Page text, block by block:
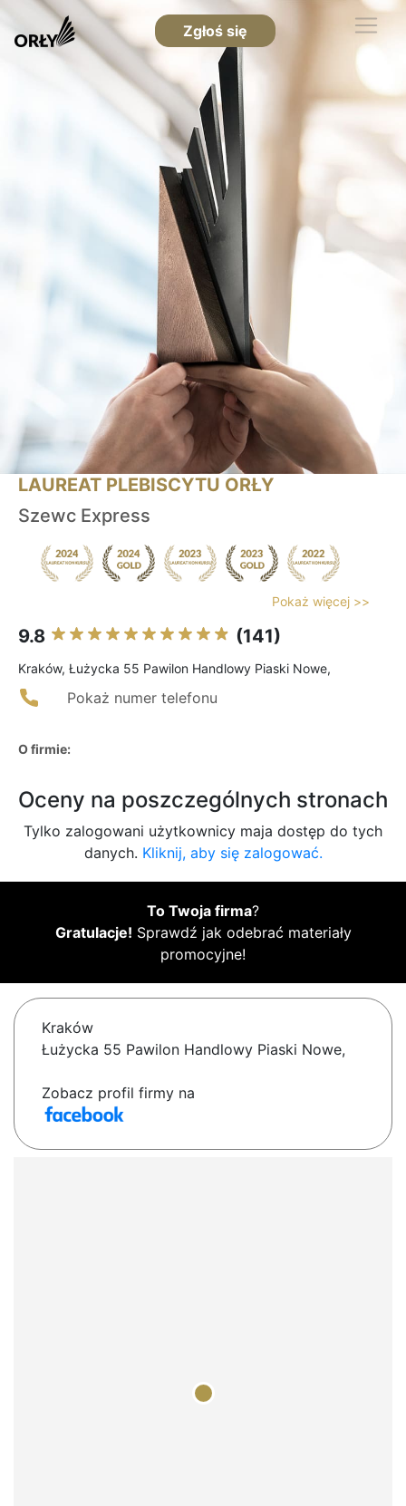
Zgłoś się
LAUREAT PLEBISCYTU ORŁY
Szewc Express
Pokaż więcej >>
9.8 (141)
Kraków, Łużycka 55 Pawilon Handlowy Piaski Nowe,
Pokaż numer telefonu
O firmie:
Oceny na poszczególnych stronach
Tylko zalogowani użytkownicy maja dostęp do tych
danych. Kliknij, aby się zalogować.
To Twoja firma?
Gratulacje! Sprawdź jak odebrać materiały
promocyjne!
Kraków
Łużycka 55 Pawilon Handlowy Piaski Nowe,
Zobacz profil firmy na